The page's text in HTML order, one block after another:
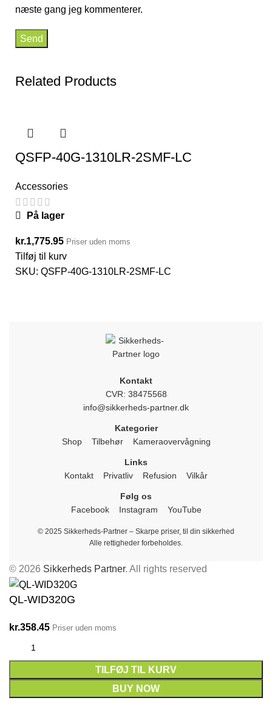
næste gang jeg kommenterer.
Related Products
QSFP-40G-1310LR-2SMF-LC
Accessories
På lager
kr.1,775.95 Priser uden moms
Tilføj til kurv
SKU: QSFP-40G-1310LR-2SMF-LC
Kontakt
CVR: 38475568
info@sikkerheds-partner.dk
Kategorier
Shop
Tilbehør Kameraovervågning
Links
Kontakt
Privatliv Refusion Vilkår
Følg os
Facebook
Instagram YouTube
© 2025 Sikkerheds-Partner – Skarpe priser, til din sikkerhed
Alle rettigheder forbeholdes.
© 2026 Sikkerheds Partner. All rights reserved
QL-WID320G
kr.358.45 Priser uden moms
TILFØJ TIL KURV
BUY NOW